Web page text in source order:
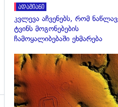
ადამიანი
კვლევა აჩვენებს, რომ
ტვინს მოგონებების
ჩამოყალიბებაში ეხმარება